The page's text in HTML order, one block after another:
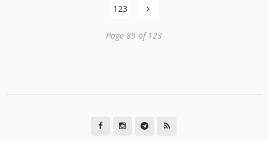
123
Page 89 of 123